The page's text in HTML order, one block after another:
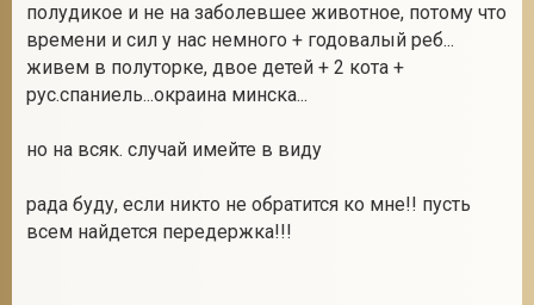
полудикое и не на заболевшее животное, потому что
времени и сил у нас немного + годовалый реб...
живем в полуторке, двое детей + 2 кота +
рус.спаниель...окраина минска...
но на всяк. случай имейте в виду
рада буду, если никто не обратится ко мне!! пусть
всем найдется передержка!!!